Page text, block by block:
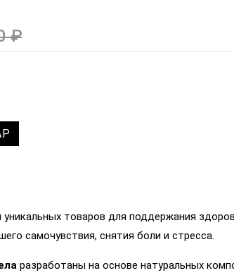
₽
товаров для поддержания
самочувствия, снятия боли и стресса.
разработаны на основе натуральных